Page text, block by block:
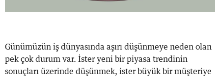
Günümüzün iş dünyasında aşırı düşünmeye neden olan
pek çok durum var. İster yeni bir piyasa trendinin
sonuçları üzerinde düşünmek, ister büyük bir müşteriye